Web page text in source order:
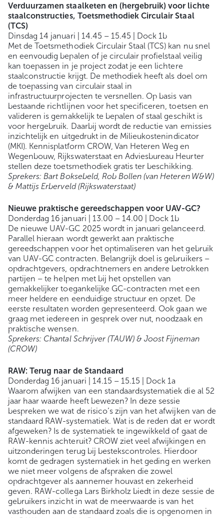
Verduurzamen staalketen en (hergebruik) voor lichte
staalconstructies, Toetsmethodiek Circulair Staal
(TCS)
Dinsdag 14 januari | 14.45 – 15.45 | Dock 1b
Met de Toetsmethodiek Circulair Staal (TCS) kan nu snel
en eenvoudig bepalen of je circulair profielstaal veilig
kan toepassen in je project zodat je een lichtere
staalconstructie krijgt. De methodiek heeft als doel om
de toepassing van circulair staal in
infrastructuurprojecten te versnellen. Op basis van
bestaande richtlijnen voor het specificeren, toetsen en
valideren is gemakkelijk te bepalen of staal geschikt is
voor hergebruik. Daarbij wordt de reductie van emissies
inzichtelijk en uitgedrukt in de Milieukostenindicator
(MKI). Kennisplatform CROW, Van Heteren Weg en
Wegenbouw, Rijkswaterstaat en Adviesbureau Heurter
stellen deze toetsmethodiek gratis ter beschikking.
Sprekers: Bart Boksebeld, Rob Bollen (van Heteren W&W)
& Mattijs Erberveld (Rijkswaterstaat)
Nieuwe praktische gereedschappen voor UAV-GC?
Donderdag 16 januari | 13.00 – 14.00 | Dock 1b
De nieuwe UAV-GC 2025 wordt in januari gelanceerd.
Parallel hieraan wordt gewerkt aan praktische
gereedschappen voor het optimaliseren van het gebruik
van UAV-GC contracten. Belangrijk doel is gebruikers –
opdrachtgevers, opdrachtnemers en andere betrokken
partijen – te helpen met bij het opstellen van
gemakkelijker toegankelijke GC-contracten met een
meer heldere en eenduidige structuur en opzet. De
eerste resultaten worden gepresenteerd. Ook gaan we
graag met iedereen in gesprek over nut, noodzaak en
praktische wensen.
Sprekers: Chantal Schrijver (TAUW) & Joost Fijneman
(CROW)
RAW: Terug naar de Standaard
Donderdag 16 januari | 14.15 – 15.15 | Dock 1a
Waarom afwijken van een standaardsystematiek die al 52
jaar haar waarde heeft bewezen? In deze sessie
bespreken we wat de risico’s zijn van het afwijken van de
standaard RAW-systematiek. Wat is de reden dat er wordt
afgeweken? Is de systematiek te ingewikkeld of gaat de
RAW-kennis achteruit? CROW ziet veel afwijkingen en
uitzonderingen terug bij bestekscontroles. Hierdoor
komt de gedragen systematiek in het geding en werken
we niet meer volgens de afspraken die zowel
opdrachtgever als aannemer houvast en zekerheid
geven. RAW-collega Lars Birkholz biedt in deze sessie de
gebruikers inzicht in wat de meerwaarde is van het
vasthouden aan de standaard zoals die is opgenomen in